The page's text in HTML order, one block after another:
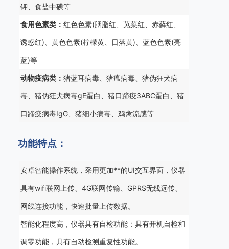
钾、食盐中碘等
食用色素类：红色色素(胭脂红、苋菜红、赤藓红、
诱惑红)、黄色色素(柠檬黄、日落黄)、蓝色色素(亮
蓝)等
动物疫病类：猪蓝耳病毒、猪瘟病毒、猪伪狂犬病
毒、猪伪狂犬病毒gE蛋白、猪口蹄疫3ABC蛋白、猪
口蹄疫病毒IgG、猪细小病毒、鸡禽流感等
功能特点：
安卓智能操作系统，采用更加**的UI交互界面，仪器
具有wifi联网上传、4G联网传输、GPRS无线远传、
网线连接功能，快速批量上传数据。
智能化程度高，仪器具有自检功能：具有开机自检和
调零功能，具有自动检测重复性功能。